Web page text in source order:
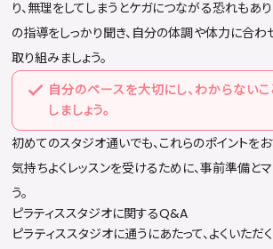
り、無理をしてしまうとケガにつながる恐れもあり
の指導をしっかり聞き、自分の体調や体力に合
取り組みましょう。
自分のペースを大切にし、わからない
しましょう。
初めてのスタジオ通いでも、これらのポイントをお
気持ちよくレッスンを受けるために、事前準備と
う。
ピラティススタジオに関するQ&A
ピラティススタジオに通うにあたって、よくいた